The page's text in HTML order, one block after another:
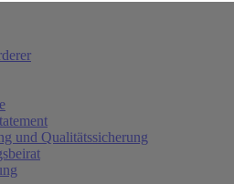
und Qualitätssicherung